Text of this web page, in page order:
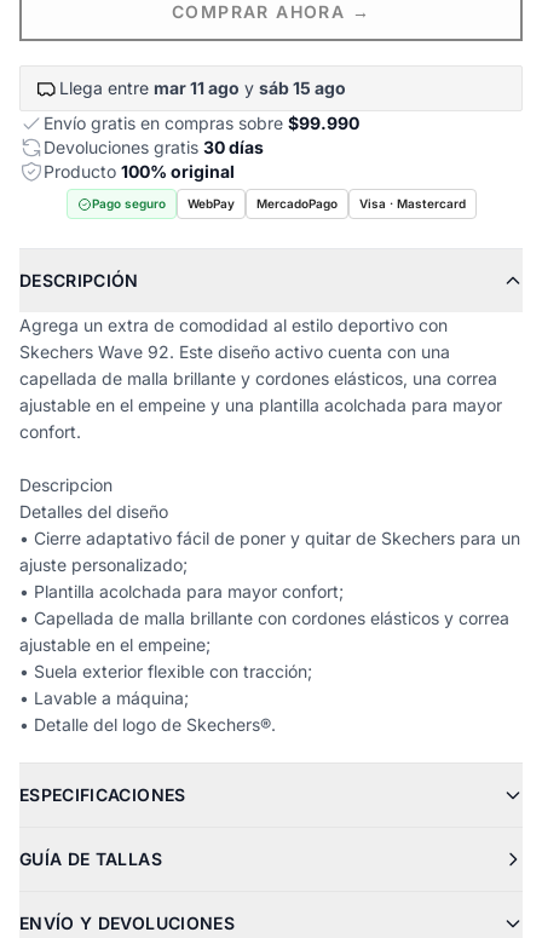
COMPRAR AHORA →
Llega entre mar 11 ago y sáb 15 ago
Envío gratis en compras sobre $99.990
Devoluciones gratis 30 días
Producto 100% original
Pago seguro WebPay MercadoPago Visa · Mastercard
DESCRIPCIÓN
Agrega un extra de comodidad al estilo deportivo con
Skechers Wave 92. Este diseño activo cuenta con una
capellada de malla brillante y cordones elásticos, una correa
ajustable en el empeine y una plantilla acolchada para mayor
confort.
Descripcion
Detalles del diseño
• Cierre adaptativo fácil de poner y quitar de Skechers para un
ajuste personalizado;
• Plantilla acolchada para mayor confort;
• Capellada de malla brillante con cordones elásticos y correa
ajustable en el empeine;
• Suela exterior flexible con tracción;
• Lavable a máquina;
• Detalle del logo de Skechers®.
ESPECIFICACIONES
GUÍA DE TALLAS
ENVÍO Y DEVOLUCIONES